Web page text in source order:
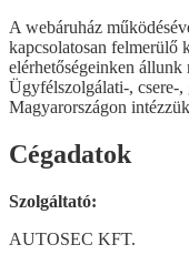
A webáruház
kapcsolatosan felmerülő
elérhetőségeinken állunk
Ügyfélszolgálati-, csere-,
Magyarországon
Cégadatok
Szolgáltató:
AUTOSEC KFT.